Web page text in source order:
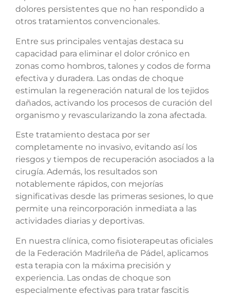
dolores persistentes que no han respondido a
otros tratamientos convencionales.
Entre sus principales ventajas destaca su
capacidad para eliminar el dolor crónico en
zonas como hombros, talones y codos de forma
efectiva y duradera. Las ondas de choque
estimulan la regeneración natural de los tejidos
dañados, activando los procesos de curación del
organismo y revascularizando la zona afectada.
Este tratamiento destaca por ser
completamente no invasivo, evitando así los
riesgos y tiempos de recuperación asociados a la
cirugía. Además, los resultados son
notablemente rápidos, con mejorías
significativas desde las primeras sesiones, lo que
permite una reincorporación inmediata a las
actividades diarias y deportivas.
En nuestra clínica, como fisioterapeutas oficiales
de la Federación Madrileña de Pádel, aplicamos
esta terapia con la máxima precisión y
experiencia. Las ondas de choque son
especialmente efectivas para tratar fascitis